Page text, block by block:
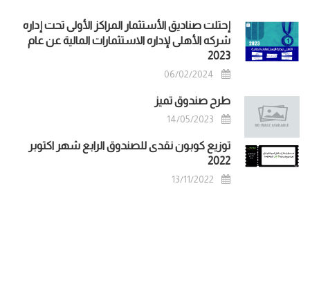
إحتلت صناديق الأستثمار المراكز الأولى تحت إداره
شركه الأهلى لإداره الاستثمارات المالية عن عام
2023
06/02/2024
طرح صندوق تميز
14/05/2023
توزيع كوبون نقدى للصندوق الرابع شهر اكتوبر
2022
13/11/2022